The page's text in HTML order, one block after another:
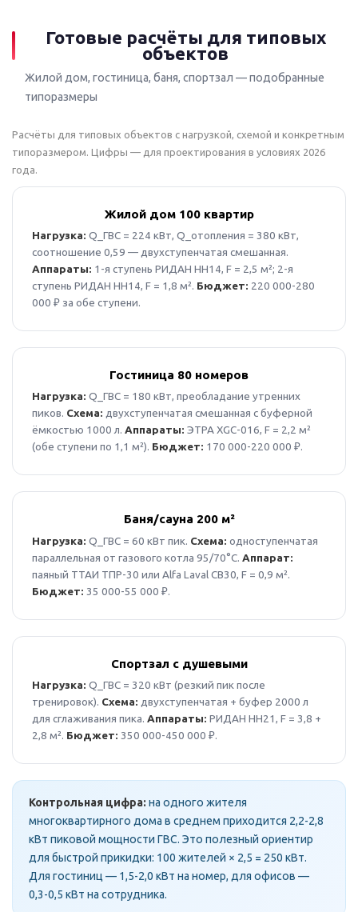
Готовые расчёты для типовых
объектов
Жилой дом, гостиница, баня, спортзал — подобранные
типоразмеры
Расчёты для типовых объектов с нагрузкой, схемой и конкретным
типоразмером. Цифры — для проектирования в условиях 2026
года.
Жилой дом 100 квартир
Нагрузка: Q_ГВС = 224 кВт, Q_отопления = 380 кВт,
соотношение 0,59 — двухступенчатая смешанная.
Аппараты: 1-я ступень РИДАН НН14, F = 2,5 м²; 2-я
ступень РИДАН НН14, F = 1,8 м². Бюджет: 220 000-280
000 ₽ за обе ступени.
Гостиница 80 номеров
Нагрузка: Q_ГВС = 180 кВт, преобладание утренних
пиков. Схема: двухступенчатая смешанная с буферной
ёмкостью 1000 л. Аппараты: ЭТРА XGC-016, F = 2,2 м²
(обе ступени по 1,1 м²). Бюджет: 170 000-220 000 ₽.
Баня/сауна 200 м²
Нагрузка: Q_ГВС = 60 кВт пик. Схема: одноступенчатая
параллельная от газового котла 95/70°C. Аппарат:
паяный ТТАИ ТПР-30 или Alfa Laval CB30, F = 0,9 м².
Бюджет: 35 000-55 000 ₽.
Спортзал с душевыми
Нагрузка: Q_ГВС = 320 кВт (резкий пик после
тренировок). Схема: двухступенчатая + буфер 2000 л
для сглаживания пика. Аппараты: РИДАН НН21, F = 3,8 +
2,8 м². Бюджет: 350 000-450 000 ₽.
Контрольная цифра: на одного жителя
многоквартирного дома в среднем приходится 2,2-2,8
кВт пиковой мощности ГВС. Это полезный ориентир
для быстрой прикидки: 100 жителей × 2,5 = 250 кВт.
Для гостиниц — 1,5-2,0 кВт на номер, для офисов —
0,3-0,5 кВт на сотрудника.